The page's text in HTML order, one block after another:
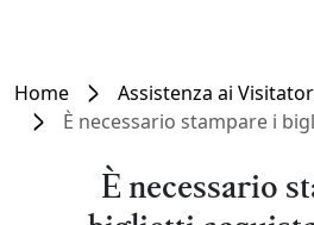
Home Assistenza ai
È necessario stampare i
È necessario